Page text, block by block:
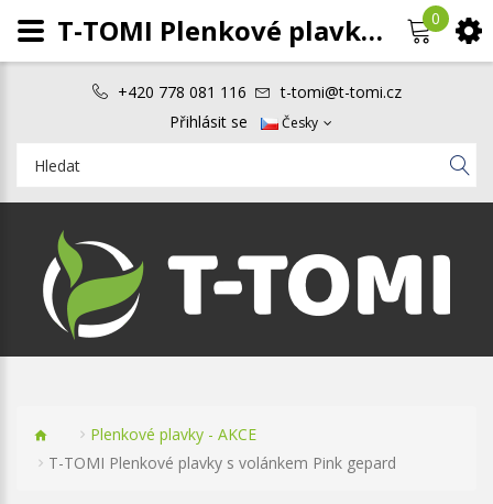
+420 778 081 116
t-tomi@t-tomi.cz
Přihlásit se
Česky
0
Plenkové plavky - AKCE
T-TOMI Plenkové plavky s volánkem Pink gepard
T-TOMI Plenkové plavky s volánkem Pink gepard